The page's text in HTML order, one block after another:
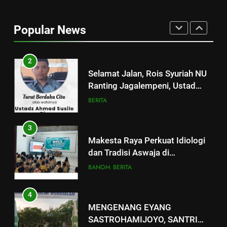
Popular News
Rengaspendawa : Wujudkan
2
Selamat Jalan, Rois Syuriah NU
Ranting Jagalempeni, Ustad
Susilo
BERITA
3
Makesta Raya Perkuat Idiologi
dan Tradisi Aswaja di
lingkungan Pelajar Yayasan Al
BANOM BERITA
4
MENGENANG EYANG
SASTROHAMIJOYO, SANTRI